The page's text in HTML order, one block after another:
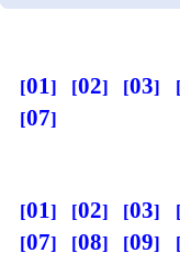
01 02 03
07
01 02 03
07
08 09